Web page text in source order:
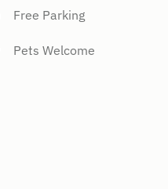
Free Parking
Pets Welcome